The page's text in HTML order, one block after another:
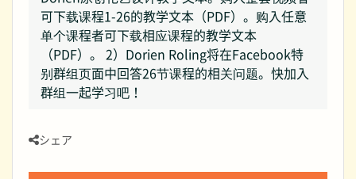
可下载课程1-26的教学文本（PDF）。购入任意
单个课程者可下载相应课程的教学文本
（PDF）。 2）Dorien Roling将在Facebook特
别群组页面中回答26节课程的相关问题。快加入
群组一起学习吧！
シェア